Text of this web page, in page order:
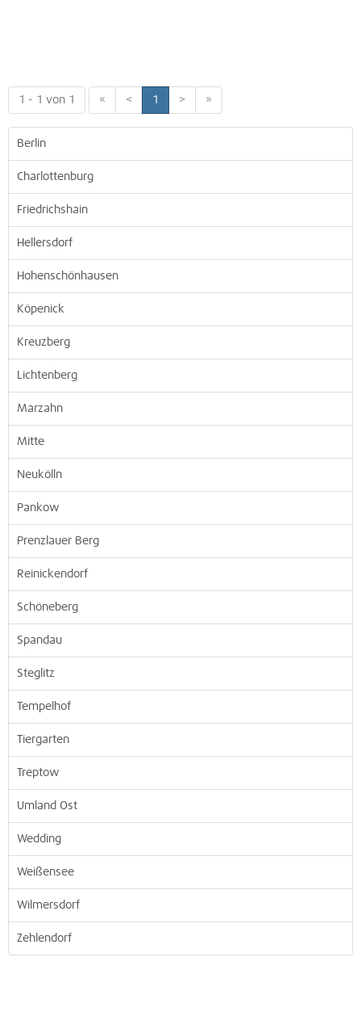
1 - 1 von 1 « < 1 > »
Berlin
Charlottenburg
Friedrichshain
Hellersdorf
Hohenschönhausen
Köpenick
Kreuzberg
Lichtenberg
Marzahn
Mitte
Neukölln
Pankow
Prenzlauer Berg
Reinickendorf
Schöneberg
Spandau
Steglitz
Tempelhof
Tiergarten
Treptow
Umland Ost
Wedding
Weißensee
Wilmersdorf
Zehlendorf